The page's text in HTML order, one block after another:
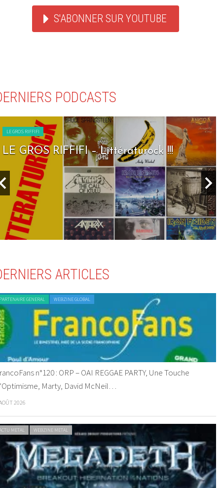
S'ABONNER SUR YOUTUBE
PODCASTS
LE GROS RIFFIFI
LE GROS RIFFIFI – Littératurock !!!
ARTICLES
GENERAL WEBZINE GLOBAL
n°120 : ORP – OAI REGGAE PARTY, Une Touche
Marty, David McNeil…
2026
METAL WEBZINE METAL